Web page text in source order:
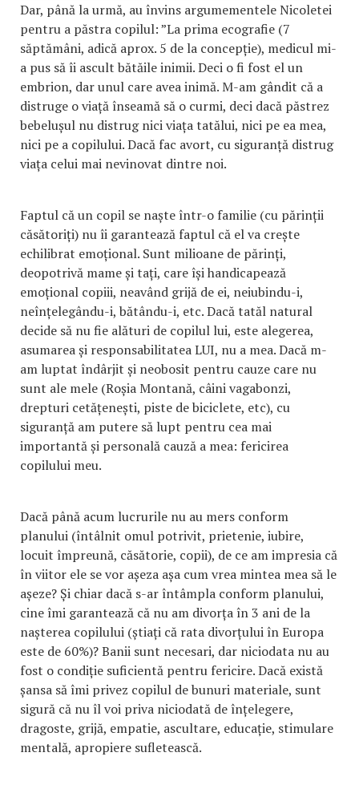
Dar, până la urmă, au învins argumementele Nicoletei
pentru a păstra copilul: ”La prima ecografie (7
săptămâni, adică aprox. 5 de la concepție), medicul mi-
a pus să îi ascult bătăile inimii. Deci o fi fost el un
embrion, dar unul care avea inimă. M-am gândit că a
distruge o viață înseamă să o curmi, deci dacă păstrez
bebelușul nu distrug nici viața tatălui, nici pe ea mea,
nici pe a copilului. Dacă fac avort, cu siguranță distrug
viața celui mai nevinovat dintre noi.
Faptul că un copil se naște într-o familie (cu părinții
căsătoriți) nu îi garantează faptul că el va crește
echilibrat emoțional. Sunt milioane de părinți,
deopotrivă mame și tați, care își handicapează
emoțional copiii, neavând grijă de ei, neiubindu-i,
neînțelegându-i, bătându-i, etc. Dacă tatăl natural
decide să nu fie alături de copilul lui, este alegerea,
asumarea și responsabilitatea LUI, nu a mea. Dacă m-
am luptat îndârjit și neobosit pentru cauze care nu
sunt ale mele (Roșia Montană, câini vagabonzi,
drepturi cetățenești, piste de biciclete, etc), cu
siguranță am putere să lupt pentru cea mai
importantă și personală cauză a mea: fericirea
copilului meu.
Dacă până acum lucrurile nu au mers conform
planului (întâlnit omul potrivit, prietenie, iubire,
locuit împreună, căsătorie, copii), de ce am impresia că
în viitor ele se vor așeza așa cum vrea mintea mea să le
așeze? Și chiar dacă s-ar întâmpla conform planului,
cine îmi garantează că nu am divorța în 3 ani de la
nașterea copilului (știați că rata divorțului în Europa
este de 60%)? Banii sunt necesari, dar niciodata nu au
fost o condiție suficientă pentru fericire. Dacă există
șansa să îmi privez copilul de bunuri materiale, sunt
sigură că nu îl voi priva niciodată de înțelegere,
dragoste, grijă, empatie, ascultare, educație, stimulare
mentală, apropiere sufletească.